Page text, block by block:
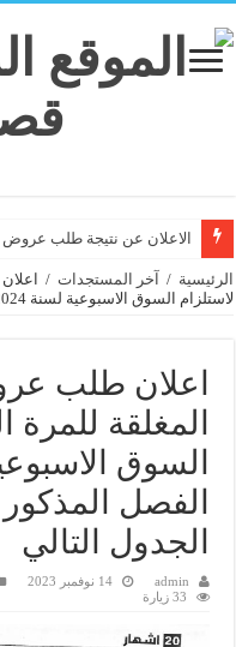
الاعلان عن نتيجة طلب عروض
الرئيسية / آخر المستجدات /
لاستلزام السوق الاسبوعية لسنة 2024 الفصل المذكور حسب بيانات الجدول التالي
اعلان طلب
المغلقة للمرة
الفصل
الجدول التالي
admin 14 نوفمبر 2023
33 زيارة